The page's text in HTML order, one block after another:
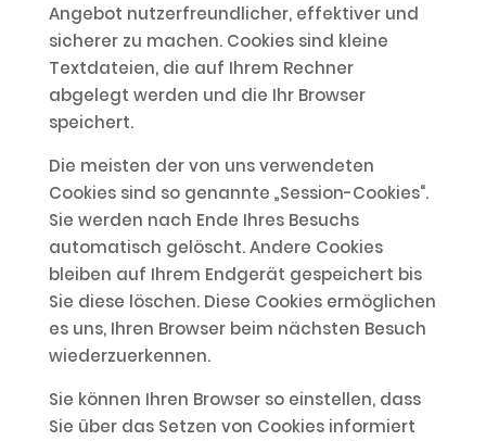
Angebot nutzerfreundlicher, effektiver und
sicherer zu machen. Cookies sind kleine
Textdateien, die auf Ihrem Rechner
abgelegt werden und die Ihr Browser
speichert.
Die meisten der von uns verwendeten
Cookies sind so genannte „Session-Cookies“.
Sie werden nach Ende Ihres Besuchs
automatisch gelöscht. Andere Cookies
bleiben auf Ihrem Endgerät gespeichert bis
Sie diese löschen. Diese Cookies ermöglichen
es uns, Ihren Browser beim nächsten Besuch
wiederzuerkennen.
Sie können Ihren Browser so einstellen, dass
Sie über das Setzen von Cookies informiert